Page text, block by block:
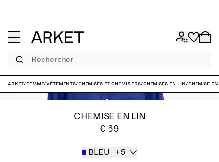
Rechercher
ARKET/Femme/Vêtements/Chemises et chemisiers/Chemises en lin/Chemise
CHEMISE EN LIN
€ 69
BLEU +5